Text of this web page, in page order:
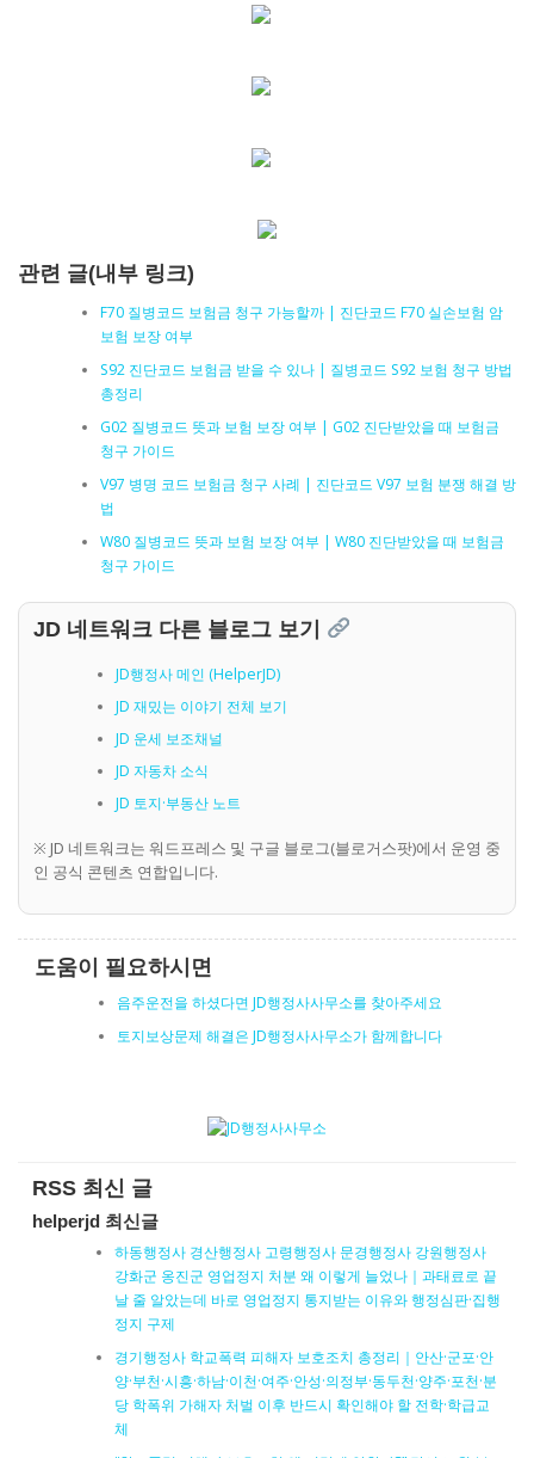
관련 글(내부 링크)
F70 질병코드 보험금 청구 가능할까 | 진단코드 F70 실손보험 암
보험 보장 여부
S92 진단코드 보험금 받을 수 있나 | 질병코드 S92 보험 청구 방법
총정리
G02 질병코드 뜻과 보험 보장 여부 | G02 진단받았을 때 보험금
청구 가이드
V97 병명 코드 보험금 청구 사례 | 진단코드 V97 보험 분쟁 해결 방
법
W80 질병코드 뜻과 보험 보장 여부 | W80 진단받았을 때 보험금
청구 가이드
JD 네트워크 다른 블로그 보기
JD행정사 메인 (HelperJD)
JD 재밌는 이야기 전체 보기
JD 운세 보조채널
JD 자동차 소식
JD 토지·부동산 노트
※ JD 네트워크는 워드프레스 및 구글 블로그(블로거스팟)에서 운영 중
인 공식 콘텐츠 연합입니다.
도움이 필요하시면
음주운전을 하셨다면 JD행정사사무소를 찾아주세요
토지보상문제 해결은 JD행정사사무소가 함께합니다
RSS 최신 글
helperjd 최신글
하동행정사 경산행정사 고령행정사 문경행정사 강원행정사
강화군 옹진군 영업정지 처분 왜 이렇게 늘었나｜과태료로 끝
날 줄 알았는데 바로 영업정지 통지받는 이유와 행정심판·집행
정지 구제
경기행정사 학교폭력 피해자 보호조치 총정리｜안산·군포·안
양·부천·시흥·하남·이천·여주·안성·의정부·동두천·양주·포천·분
당 학폭위 가해자 처벌 이후 반드시 확인해야 할 전학·학급교
체